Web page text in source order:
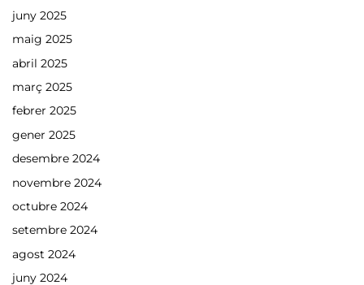
juny 2025
maig 2025
abril 2025
març 2025
febrer 2025
gener 2025
desembre 2024
novembre 2024
octubre 2024
setembre 2024
agost 2024
juny 2024